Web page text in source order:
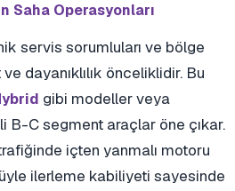
Saha Operasyonları
servis sorumluları ve bölge
dayanıklılık önceliklidir. Bu
gibi modeller veya
B-C segment araçlar öne çıkar.
içten yanmalı motoru
ilerleme kabiliyeti sayesinde